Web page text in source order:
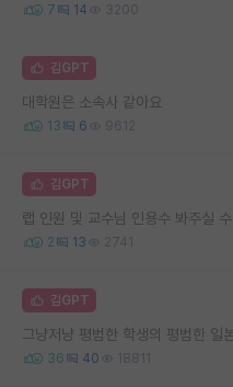
7 14 3200
김GPT
대학원은 소속사 같아요
13 6 9612
김GPT
랩 인원 및 교수님 인용수 봐주실
2 13 2741
김GPT
그냥저냥 평범한 학생의 평범한 일
36 40 18811